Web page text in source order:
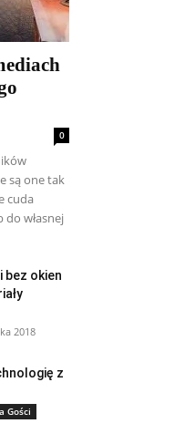
0
są one tak
cuda
własnej
bez okien
2018
z
Gości